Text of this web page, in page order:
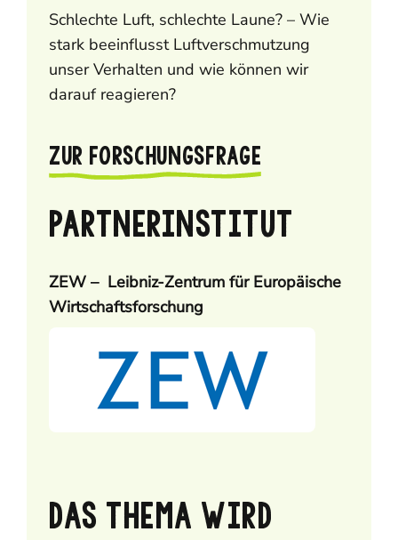
Schlechte Luft, schlechte Laune? – Wie
stark beeinflusst Luftverschmutzung
unser Verhalten und wie können wir
darauf reagieren?
ZUR FORSCHUNGSFRAGE
PARTNERINSTITUT
ZEW – Leibniz-Zentrum für Europäische
Wirtschaftsforschung
DAS THEMA WIRD